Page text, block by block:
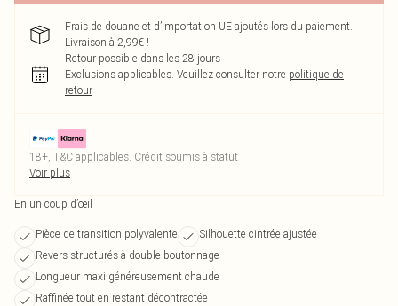
Frais de douane et d’importation UE ajoutés lors du paiement.
Livraison à 2,99€ !
Retour possible dans les 28 jours
Exclusions applicables. Veuillez consulter notre politique de
retour
18+, T&C applicables. Crédit soumis à statut
Voir plus
En un coup d’œil
Pièce de transition polyvalente
Silhouette cintrée ajustée
Revers structurés à double boutonnage
Longueur maxi généreusement chaude
Raffinée tout en restant décontractée